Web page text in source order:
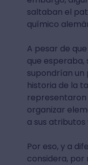
saltaban el
químico
A pesar de
que esperaba,
supondrían
historia de la
organizar
a sus
Por eso, y a
considera, por